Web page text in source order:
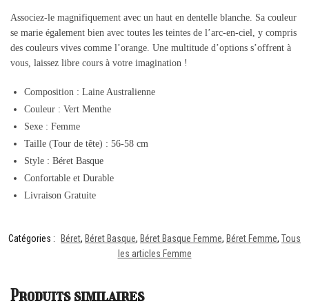
Associez-le magnifiquement avec un haut en dentelle blanche. Sa couleur
se marie également bien avec toutes les teintes de l’arc-en-ciel, y compris
des couleurs vives comme l’orange. Une multitude d’options s’offrent à
vous, laissez libre cours à votre imagination !
Composition : Laine Australienne
Couleur : Vert Menthe
Sexe : Femme
Taille (Tour de tête) : 56-58 cm
Style : Béret Basque
Confortable et Durable
Livraison Gratuite
Catégories : Béret, Béret Basque, Béret Basque Femme, Béret Femme, Tous
les articles Femme
Produits similaires